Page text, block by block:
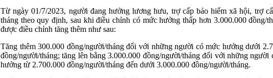
Từ ngày 01/7/2023, người đang hưởng lương hưu, trợ cấp bảo hiểm xã hội, trợ
tháng theo quy định, sau khi điều chỉnh có mức hưởng thấp hơn 3.000.000 đồng/
được điều chỉnh tăng thêm như sau:
Tăng thêm 300.000 đồng/người/tháng đối với những người có mức hưởng dưới
đồng/người/tháng; tăng lên bằng 3.000.000 đồng/người/tháng đối với những người
hưởng từ 2.700.000 đồng/người/tháng đến dưới 3.000.000 đồng/người/tháng.